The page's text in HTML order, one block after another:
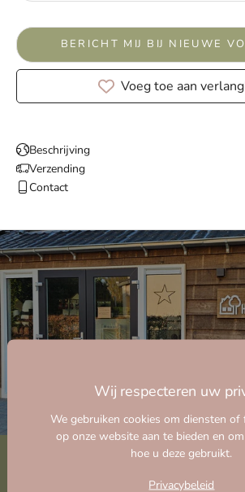
BERICHT MIJ BIJ NIEUWE
Voeg toe aan
Beschrijving
Verzending
Contact